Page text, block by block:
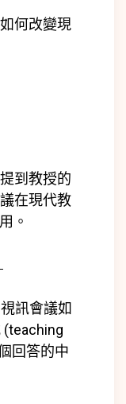
何改變現
到教授的
在現代教
。
訊會議如
(teaching
回答的中